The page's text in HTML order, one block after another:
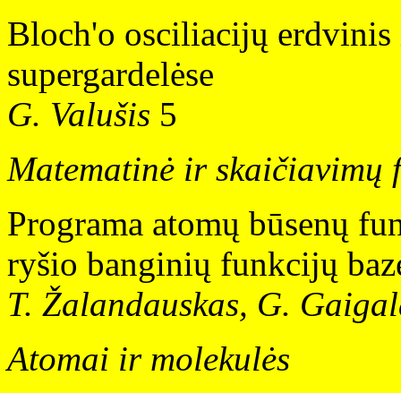
Bloch'o osciliacijų
supergardelėse
G. Valušis 5
Matematinė ir skaičiavimų
Programa atomų būsenų
ryšio banginių funkcijų
T. Žalandauskas, G.
Atomai ir molekulės